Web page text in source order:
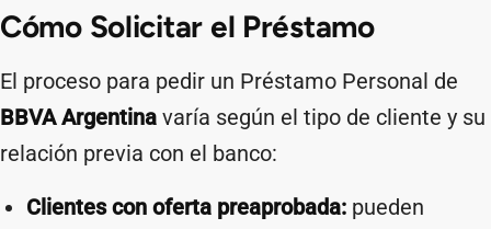
Cómo Solicitar el Préstamo
El proceso para pedir un Préstamo Personal de
BBVA Argentina varía según el tipo de cliente y su
relación previa con el banco:
Clientes con oferta preaprobada: pueden